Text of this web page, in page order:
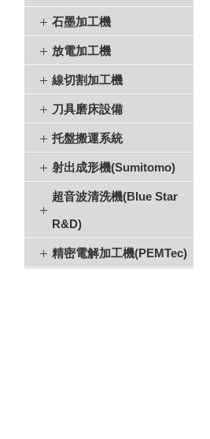
石墨加工機
放電加工機
線切割加工機
刀具磨床設備
托盤搬運系統
射出成形機(Sumitomo)
超音波清洗機(Blue Star
R&D)
精密電解加工機(PEMTec)